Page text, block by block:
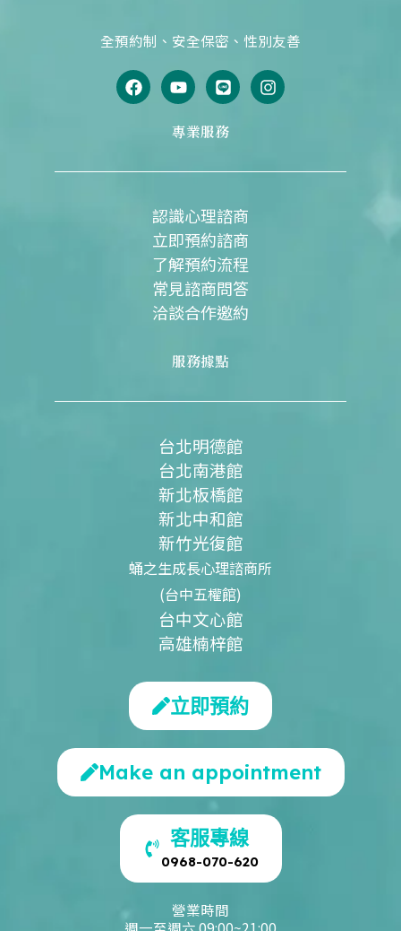
全預約制、安全保密、性別友善
F
a
c
o
Y
o
u
t
u
e
L
i
n
e
I
n
s
r
專業服務
認識心理諮商
立即預約諮商
了解預約流程
常見諮商問答
洽談合作邀約
服務據點
台北明德館
台北南港館
新北板橋館
新北中和館
新竹光復館
蛹之生成長心理諮商所
(台中五權館)
台中文心館
高雄楠梓館
立即預約
Make an appointment
客服專線
0968-070-620
營業時間